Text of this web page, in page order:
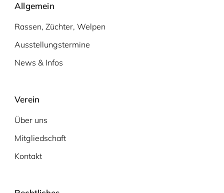
Allgemein
Rassen, Züchter, Welpen
Ausstellungstermine
News & Infos
Verein
Über uns
Mitgliedschaft
Kontakt